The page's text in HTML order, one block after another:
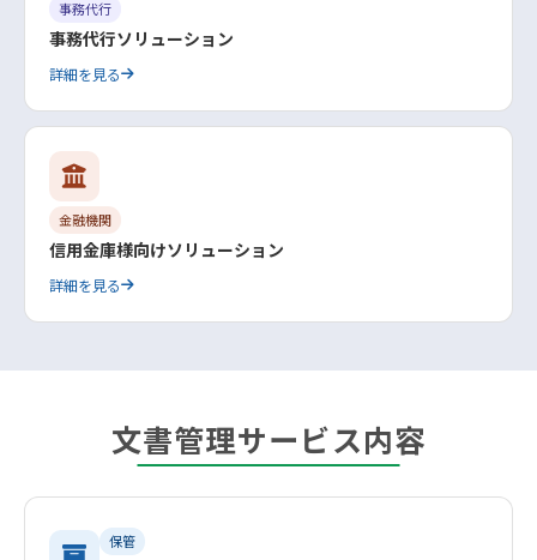
事務代行
事務代行ソリューション
詳細を見る
金融機関
信用金庫様向けソリューション
詳細を見る
文書管理サービス内容
保管